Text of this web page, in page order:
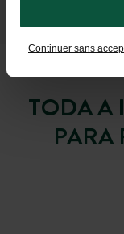
Continuer sans
TODA A
PARA